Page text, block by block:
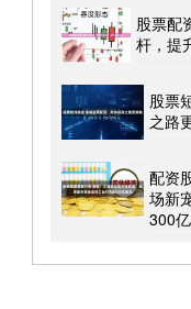
股票配
杆，提
股票
之路
配资
场新
300